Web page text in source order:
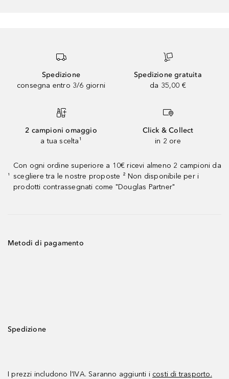
Spedizione
consegna entro 3/6 giorni
Spedizione gratuita
da 35,00 €
2 campioni omaggio
a tua scelta¹
Click & Collect
in 2 ore
¹
Con ogni ordine superiore a 10€ ricevi almeno 2 campioni da
scegliere tra le nostre proposte ² Non disponibile per i
prodotti contrassegnati come "Douglas Partner"
Metodi di pagamento
Spedizione
I prezzi includono l’IVA. Saranno aggiunti i costi di trasporto.